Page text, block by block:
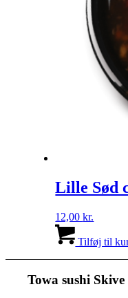
Lille Sød
12,00kr.
Tilføj til
Towa sushi Skive